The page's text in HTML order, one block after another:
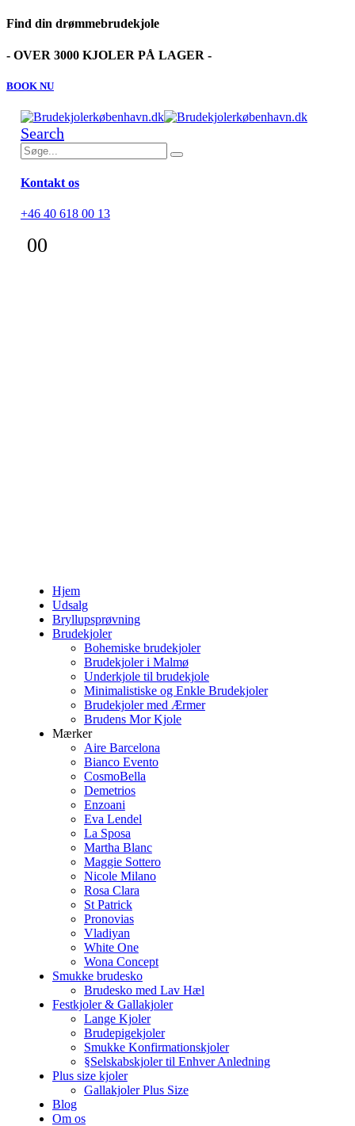
Find din drømmebrudekjole
- OVER 3000 KJOLER PÅ LAGER -
BOOK NU
Search
Kontakt os
+46 40 618 00 13
00
Hjem
Udsalg
Bryllupsprøvning
Brudekjoler
Bohemiske brudekjoler
Brudekjoler i Malmø
Underkjole til brudekjole
Minimalistiske og Enkle Brudekjoler
Brudekjoler med Ærmer
Brudens Mor Kjole
Mærker
Aire Barcelona
Bianco Evento
CosmoBella
Demetrios
Enzoani
Eva Lendel
La Sposa
Martha Blanc
Maggie Sottero
Nicole Milano
Rosa Clara
St Patrick
Pronovias
Vladiyan
White One
Wona Concept
Smukke brudesko
Brudesko med Lav Hæl
Festkjoler & Gallakjoler
Lange Kjoler
Brudepigekjoler
Smukke Konfirmationskjoler
§Selskabskjoler til Enhver Anledning
Plus size kjoler
Gallakjoler Plus Size
Blog
Om os